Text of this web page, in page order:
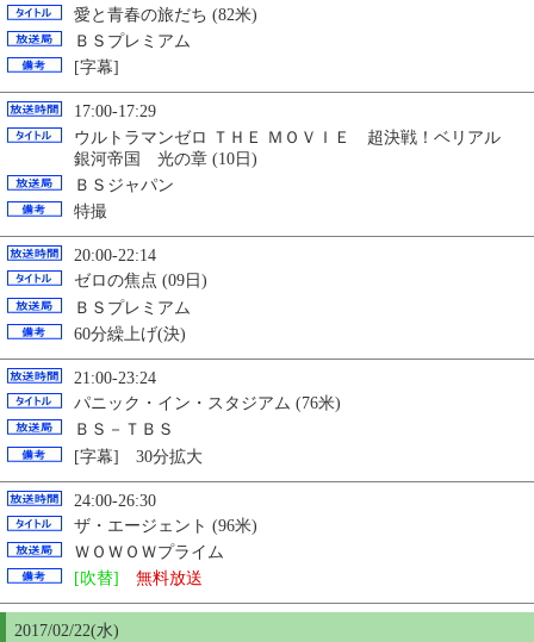
愛と青春の旅だち (82米)
ＢＳプレミアム
[字幕]
17:00-17:29
ウルトラマンゼロ ＴＨＥ ＭＯＶＩＥ 超決戦！ベリアル
銀河帝国 光の章 (10日)
ＢＳジャパン
特撮
20:00-22:14
ゼロの焦点 (09日)
ＢＳプレミアム
60分繰上げ(決)
21:00-23:24
パニック・イン・スタジアム (76米)
ＢＳ－ＴＢＳ
[字幕] 30分拡大
24:00-26:30
ザ・エージェント (96米)
ＷＯＷＯＷプライム
[吹替]
無料放送
2017/02/22(水)